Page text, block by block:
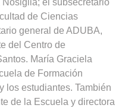
el subsecretario
de Ciencias
general de ADUBA,
del Centro de
María Graciela
de Formación
los estudiantes. También
de la Escuela y directora